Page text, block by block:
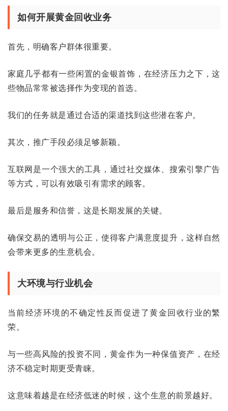
如何开展黄金回收业务
首先，明确客户群体很重要。
家庭几乎都有一些闲置的金银首饰，在经济压力之下，这
些物品常常被选择作为变现的首选。
我们的任务就是通过合适的渠道找到这些潜在客户。
其次，推广手段必须足够新颖。
互联网是一个强大的工具，通过社交媒体、搜索引擎广告
等方式，可以有效吸引有需求的顾客。
最后是服务和信誉，这是长期发展的关键。
确保交易的透明与公正，使得客户满意度提升，这样自然
会带来更多的生意机会。
大环境与行业机会
当前经济环境的不确定性反而促进了黄金回收行业的繁
荣。
与一些高风险的投资不同，黄金作为一种保值资产，在经
济不稳定时期更受青睐。
这意味着越是在经济低迷的时候，这个生意的前景越好。